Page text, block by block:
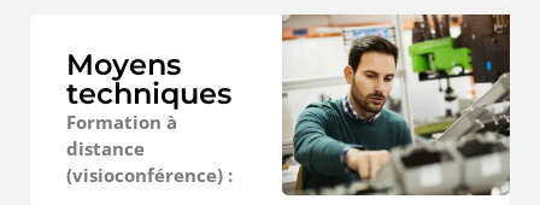
Moyens
techniques
Formation à
distance
(visioconférence) :